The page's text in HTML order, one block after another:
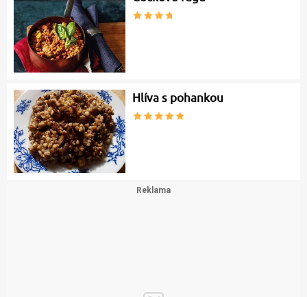
Hlíva s pohankou